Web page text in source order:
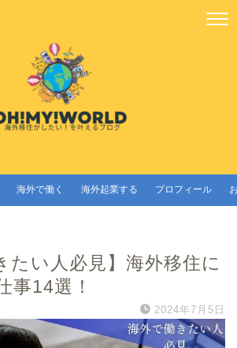
海外で働く 海外起業する プロフィール
たい人必見】海外移住に
事14選！
2024年7月5日